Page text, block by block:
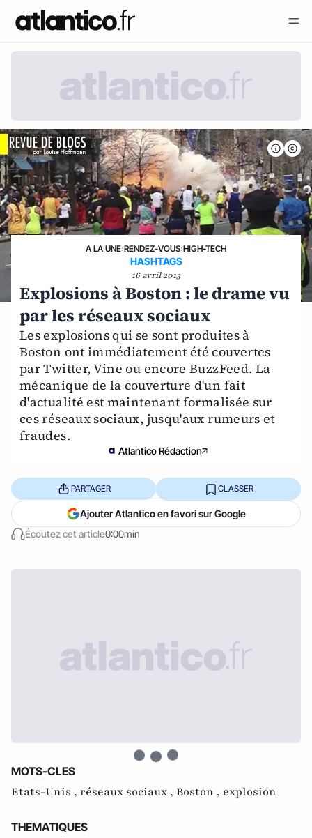
A LA UNE›RENDEZ-VOUS›HIGH-TECH
HASHTAGS
16 avril 2013
Explosions à Boston : le drame vu
par les réseaux sociaux
Les explosions qui se sont produites à
Boston ont immédiatement été couvertes
par Twitter, Vine ou encore BuzzFeed. La
mécanique de la couverture d'un fait
d'actualité est maintenant formalisée sur
ces réseaux sociaux, jusqu'aux rumeurs et
fraudes.
Atlantico Rédaction
Écoutez cet article0:00min
PARTAGER CLASSER
Ajouter Atlantico en favori sur Google
MOTS-CLES
Etats-Unis , réseaux sociaux , Boston , explosion
THEMATIQUES